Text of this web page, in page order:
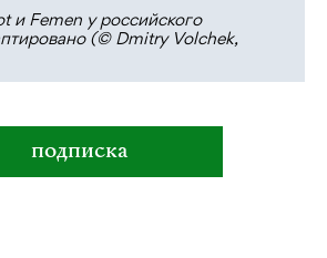
и Femen у российского
(© Dmitry Volchek,
подписка